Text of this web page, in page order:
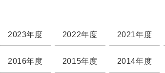
2023年度 2022年度 2021年度
2016年度 2015年度 2014年度